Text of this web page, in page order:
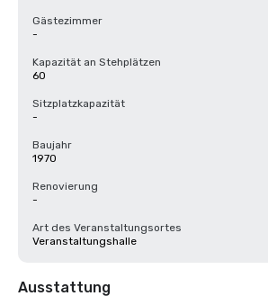
Gästezimmer
-
Kapazität an Stehplätzen
60
Sitzplatzkapazität
-
Baujahr
1970
Renovierung
-
Art des Veranstaltungsortes
Veranstaltungshalle
Ausstattung